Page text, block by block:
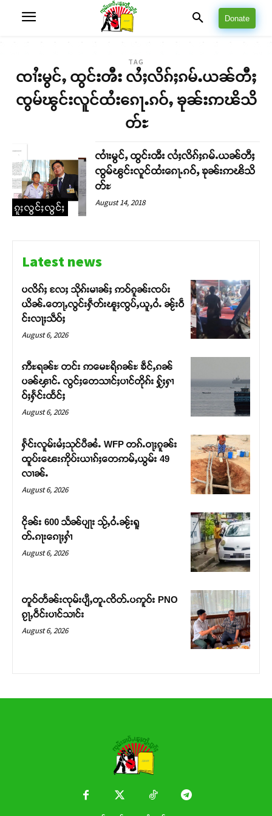
Support SHAN
တႃႇႁႂ်ႈသဵင်ၵၢင်ၸႂ်ၵူၼ်းမိူင်း ၵူႈတီႈၵူႈလႅၼ်ပေႃးတေၸွ
ဝ်ႇၽူႈတွႆႇႁွၵ်ႈ လႆႈယူႇၶႃႈဢေႃႈ။
Donate
TAG
ၸၢႆးမွင်ႇ ထွင်းၻီး လႆႈလိၵ်ႈၵမ်ႉယၼ်တီႈ
ၸွမ်ၽွင်းလူင်ထႆးၵေႃႉၵဝ်ႇ ၶုၼ်းဢၽိသိ
တ်ႊ
ၵူႈလွင်ႈလွင်ႈ
ၸၢႆးမွင်ႇ ထွင်းၻီး လႆႈလိၵ်ႈၵမ်ႉယၼ်တီႈ
ၸွမ်ၽွင်းလူင်ထႆးၵေႃႉၵဝ်ႇ ၶုၼ်းဢၽိသိ
တ်ႊ
August 14, 2018
Latest news
ပလိၵ်ႈ လႄႈ သိုၵ်းမၢၼ်ႈ ဢဝ်ၵူၼ်းၸပ်း
ယိၼ်ႉတေႃႇလွင်းႁဵတ်းၽူႈၸွပ်ႇယူႇဝႆႉ ၼႂ်းဝဵ
င်းလႃႈသဵဝ်ႈ
August 6, 2026
ဢီႊရၼ်ႊ တင်း ဢမေႊရိၵၼ်ႊ ၶဵင်ႇၵၼ်
ပၼ်ၾၢင်ႉ လွင်ႈတေသၢင်ႈပၢင်တိုၵ်း ႁႂ်ႈႁၢ
ဝ်ႈႁႅင်းထႅင်ႈ
August 6, 2026
ႁႅင်းလူမ်းမႆႈသုင်ပီၼႆႉ WFP တၵ်ႉဝႃႈၵူၼ်း
ထူပ်းၽေးဢိုပ်းယၢၵ်ႈတေဢမ်ႇယွမ်း 49
လၢၼ်ႉ
August 6, 2026
ငိုၼ်း 600 သႅၼ်ပျႃး သႂ်ႇဝႆႉၼႂ်းရူ
တ်ႉၵႃးၵေႃႈႁၢႆ
August 6, 2026
တူဝ်တႅၼ်းၸုမ်းပျီႇတူႉၸိတ်ႉပဢူဝ်း PNO
ၵႂႃႇဝဵင်းပၢင်သၢင်း
August 6, 2026